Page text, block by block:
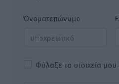
Όνοματεπώνυμο
Φύλαξε τα στοιχεία